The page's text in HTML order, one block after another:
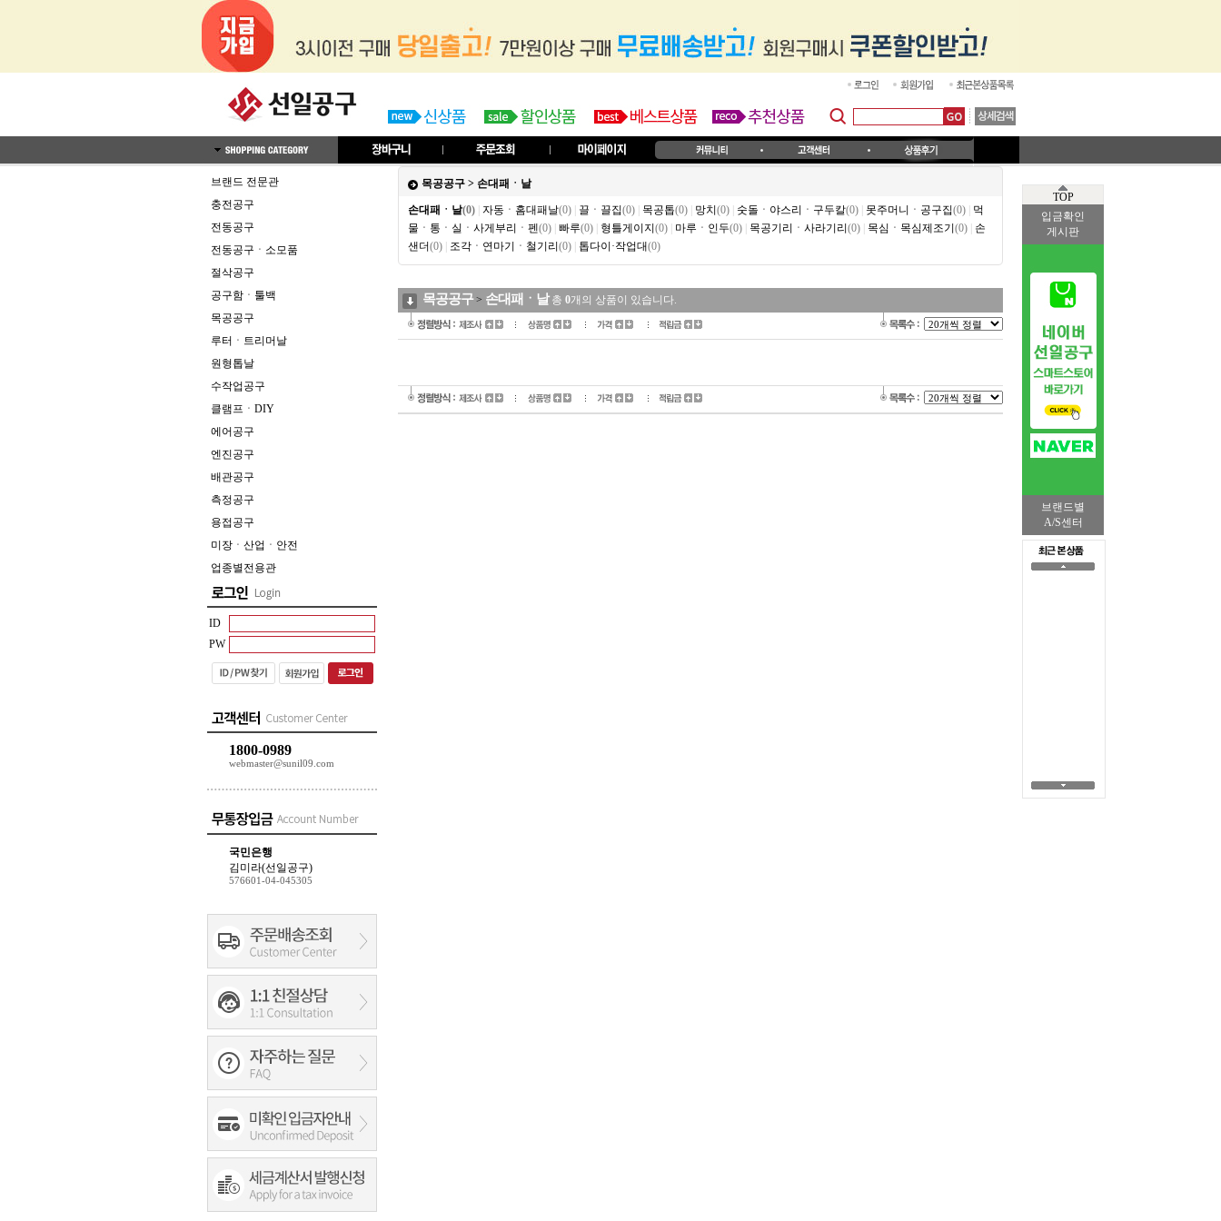
브랜드 전문관
충전공구
전동공구
전동공구ㆍ소모품
절삭공구
공구함ㆍ툴백
목공공구
루터ㆍ트리머날
원형톱날
수작업공구
클램프ㆍDIY
에어공구
엔진공구
배관공구
측정공구
용접공구
미장ㆍ산업ㆍ안전
업종별전용관
ID
PW
1800-0989
webmaster@sunil09.com
국민은행
김미라(선일공구)
576601-04-045305
목공공구 > 손대패ㆍ날
손대패ㆍ날(0) 자동ㆍ홈대패날(0) 끌ㆍ끌집(0) 목공톱(0) 망치 (0) 숫돌ㆍ야스리ㆍ구두칼(0) 못주머니ㆍ공구집(0)
먹
물ㆍ통ㆍ실ㆍ사게부리ㆍ펜(0) 빠루(0) 형틀게이지 (0) 마루ㆍ인두(0) 목공기리ㆍ사라기리 (0) 목심ㆍ목심제조기 (0)
손
샌더(0) 조각ㆍ연마기ㆍ철기리 (0) 톱다이·작업대(0)
목공공구> 손대패ㆍ날 총 0개의 상품이 있습니다.
TOP
입금확인
게시판
브랜드별
A/S센터